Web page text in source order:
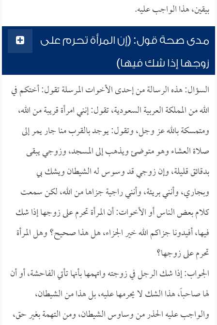
بيقين، هذا الواجب عليه.
مدى صحة قول: (إن المرأة تحرم على
زوجها إذا شك فيها)
السؤال: هذه الرسالة من إحدى الأخوات المرسلة تقول: أختكم في
الله من المملكة العربية السعودية، تقول: إنني امرأة قريبة من الله،
ومتمسكة بالله عز وجل، وتقول: يوجد بالقرب منا جار يمر إلى
صلاة العشاء وهو متوضئ ويذهب إلى المسجد، وزوجي يبقى
بدقائق قليلة، وإن زوجي قد وسوس له الشيطان ويشك بي
وبجاري، وأنني بريئة، وأنني راجية جزاها من الله، لكن سمعت
كلام بعض الناس أو الأخوات: أن المرأة تحرم على زوجها إذا شك
فيها، أفيدونا جزاكم الله خير الجزاء، هل هذا صحيح؟ وهل المرأة
تحرم على زوجها؟
الجواب: إذا شك الرجل في زوجته واتهمها بأنها تأتي الفاحشة، أو أن
لها صاحباً، هذا الشك لا يحرمها عليه، بل هذا من الشيطان،
والواجب عليه الحذر من وساوس الشيطان، ومن التهمة بغير حق،